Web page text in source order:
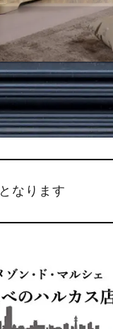
なります